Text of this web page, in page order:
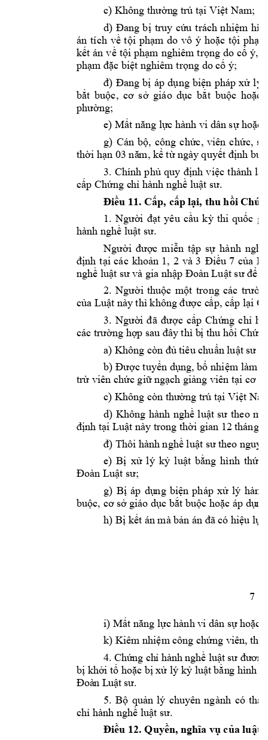
c) Không thường trú tại Việt Nam;
d) Đang bị truy cứu trách nhiệm
án tích về tội phạm do vô ý hoặc tội
kết án về tội phạm nghiêm trọng do cố ý,
phạm đặc biệt nghiêm trọng do cố ý;
đ) Đang bị áp dụng biện pháp xử lý
bắt buộc, cơ sở giáo dục bắt buộc hoặc
phường;
e) Mất năng lực hành vi dân sự hoặc
g) Cán bộ, công chức, viên chức, sĩ
thời hạn 03 năm, kể từ ngày quyết định bu
3. Chính phủ quy định việc thành l
cấp Chứng chỉ hành nghề luật sư.
Điều 11. Cấp, cấp lại, thu hồi
1. Người đạt yêu cầu kỳ thi quốc
hành nghề luật sư.
Người được miễn tập sự hành
định tại các khoản 1, 2 và 3 Điều 7 của
nghề luật sư và gia nhập Đoàn Luật sư để
2. Người thuộc một trong các
của Luật này thì không được cấp, cấp lại
3. Người đã được cấp Chứng chỉ
các trường hợp sau đây thì bị thu hồi Chứ
a) Không còn đủ tiêu chuẩn luật sư
b) Được tuyển dụng, bổ nhiệm làm
trừ viên chức giữ ngạch giảng viên tại cơ s
c) Không còn thường trú tại Việt
d) Không hành nghề luật sư theo
định tại Luật này trong thời gian 12 tháng
đ) Thôi hành nghề luật sư theo
e) Bị xử lý kỷ luật bằng hình thức
Đoàn Luật sư;
g) Bị áp dụng biện pháp xử lý hàn
buộc, cơ sở giáo dục bắt buộc hoặc áp dụ
h) Bị kết án mà bản án đã có hiệu
7
i) Mất năng lực hành vi dân sự hoặc
k) Kiêm nhiệm công chứng viên, thừ
4. Chứng chỉ hành nghề luật sư đương
bị khởi tố hoặc bị xử lý kỷ luật bằng hình
Đoàn Luật sư.
5. Bộ quản lý chuyên ngành có
chỉ hành nghề luật sư.
Điều 12. Quyền, nghĩa vụ của luật